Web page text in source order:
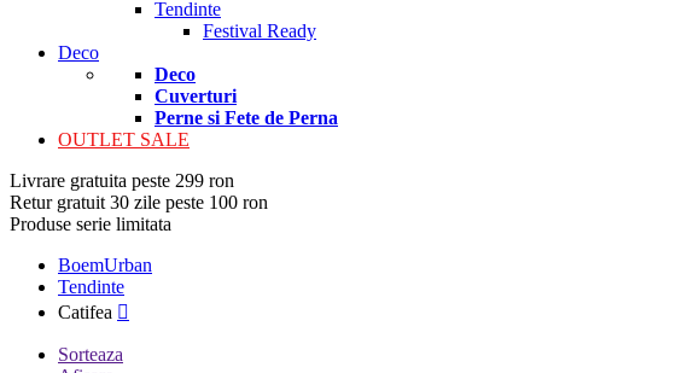
Tendinte
Festival Ready
Deco
Deco
Cuverturi
Perne si Fete de Perna
OUTLET SALE
Livrare gratuita peste 299 ron
Retur gratuit 30 zile peste 100 ron
Produse serie limitata
BoemUrban
Tendinte
Catifea 
Sorteaza